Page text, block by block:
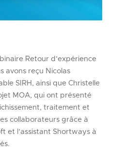
Retour d’expérience
avons reçu Nicolas
SIRH, ainsi que Christelle
MOA, qui ont présenté
traitement et
collaborateurs grâce à
et l’assistant Shortways à